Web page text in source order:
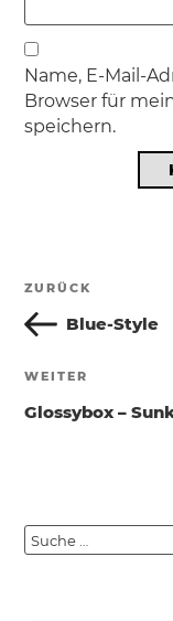
Name, E-Mail-
Browser für
speichern.
Vorheriger
Beitrag
ZURÜCK
Blue-Style
Nächster
Beitrag
WEITER
Glossybox –
Suche